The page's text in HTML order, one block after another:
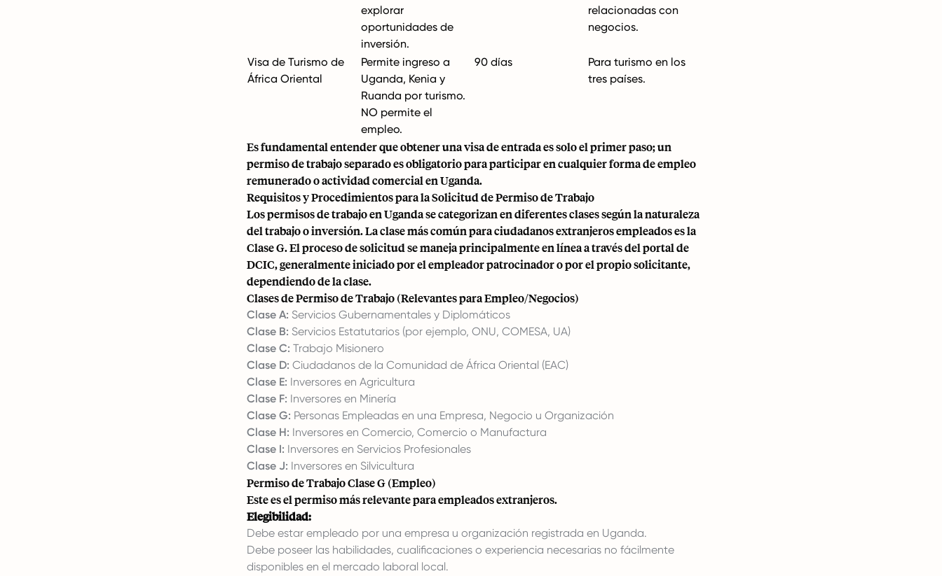
explorar
oportunidades de
inversión.
relacionadas con
negocios.
Visa de Turismo de
África Oriental
Permite ingreso a
Uganda, Kenia y
Ruanda por turismo.
NO permite el
empleo.
90 días
Para turismo en los
tres países.
Es fundamental entender que obtener una visa de entrada es solo el primer paso; un
permiso de trabajo separado es obligatorio para participar en cualquier forma de empleo
remunerado o actividad comercial en Uganda.
Requisitos y Procedimientos para la Solicitud de Permiso de Trabajo
Los permisos de trabajo en Uganda se categorizan en diferentes clases según la naturaleza
del trabajo o inversión. La clase más común para ciudadanos extranjeros empleados es la
Clase G. El proceso de solicitud se maneja principalmente en línea a través del portal de
DCIC, generalmente iniciado por el empleador patrocinador o por el propio solicitante,
dependiendo de la clase.
Clases de Permiso de Trabajo (Relevantes para Empleo/Negocios)
Clase A: Servicios Gubernamentales y Diplomáticos
Clase B: Servicios Estatutarios (por ejemplo, ONU, COMESA, UA)
Clase C: Trabajo Misionero
Clase D: Ciudadanos de la Comunidad de África Oriental (EAC)
Clase E: Inversores en Agricultura
Clase F: Inversores en Minería
Clase G: Personas Empleadas en una Empresa, Negocio u Organización
Clase H: Inversores en Comercio, Comercio o Manufactura
Clase I: Inversores en Servicios Profesionales
Clase J: Inversores en Silvicultura
Permiso de Trabajo Clase G (Empleo)
Este es el permiso más relevante para empleados extranjeros.
Elegibilidad:
Debe estar empleado por una empresa u organización registrada en Uganda.
Debe poseer las habilidades, cualificaciones o experiencia necesarias no fácilmente
disponibles en el mercado laboral local.